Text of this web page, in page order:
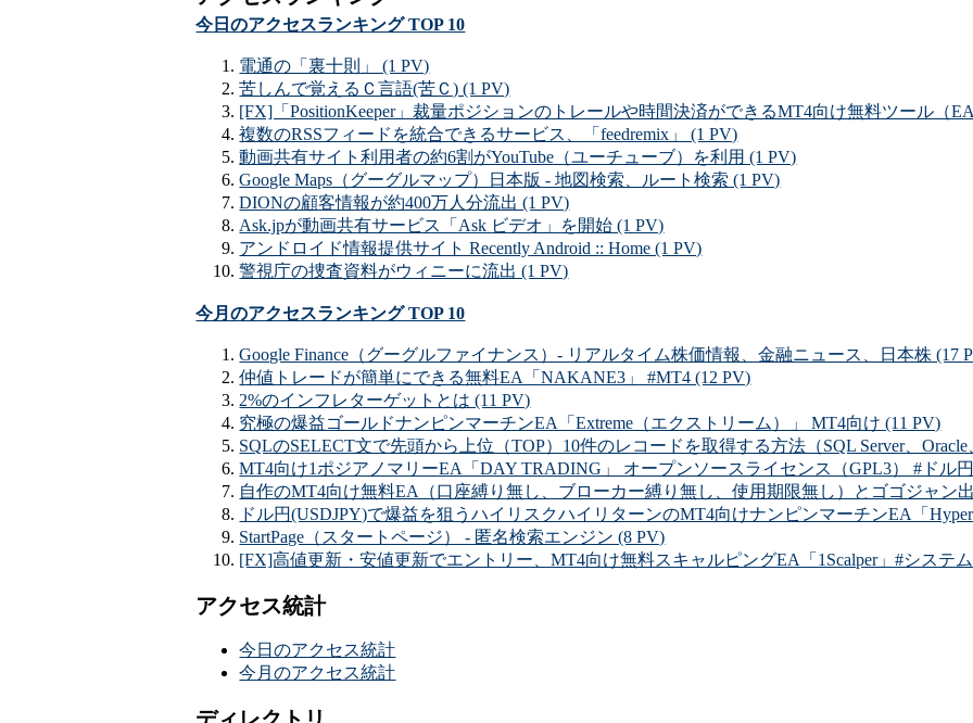
今日のアクセスランキング TOP 10
電通の「裏十則」 (1 PV)
苦しんで覚えるＣ言語(苦Ｃ) (1 PV)
[FX]「PositionKeeper」裁量ポジションのトレールや時間決済ができるMT4向け無料ツール（
複数のRSSフィードを統合できるサービス、「feedremix」 (1 PV)
動画共有サイト利用者の約6割がYouTube（ユーチューブ）を利用 (1 PV)
Google Maps（グーグルマップ）日本版 - 地図検索、ルート検索 (1 PV)
DIONの顧客情報が約400万人分流出 (1 PV)
Ask.jpが動画共有サービス「Ask ビデオ」を開始 (1 PV)
アンドロイド情報提供サイト Recently Android :: Home (1 PV)
警視庁の捜査資料がウィニーに流出 (1 PV)
今月のアクセスランキング TOP 10
Google Finance（グーグルファイナンス）- リアルタイム株価情報、金融ニュース、日本株 (17
仲値トレードが簡単にできる無料EA「NAKANE3」 #MT4 (12 PV)
2%のインフレターゲットとは (11 PV)
究極の爆益ゴールドナンピンマーチンEA「Extreme（エクストリーム）」 MT4向け (11 PV)
SQLのSELECT文で先頭から上位（TOP）10件のレコードを取得する方法（SQL Server、Oracle
MT4向け1ポジアノマリーEA「DAY TRADING」 オープンソースライセンス（GPL3） #ドル
自作のMT4向け無料EA（口座縛り無し、ブローカー縛り無し、使用期限無し）とゴゴジャン
ドル円(USDJPY)で爆益を狙うハイリスクハイリターンのMT4向けナンピンマーチンEA「
StartPage（スタートページ） - 匿名検索エンジン (8 PV)
[FX]高値更新・安値更新でエントリー、MT4向け無料スキャルピングEA「1Scalper」#システ
アクセス統計
今日のアクセス統計
今月のアクセス統計